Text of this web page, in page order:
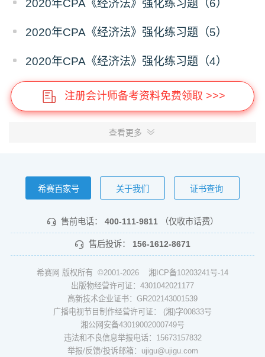
2020年CPA《经济法》强化练习题（6）
2020年CPA《经济法》强化练习题（5）
2020年CPA《经济法》强化练习题（4）
注册会计师备考资料免费领取 >>>
查看更多
希赛百家号 关于我们 证书查询
售前电话： 400-111-9811 （仅收市话费）
售后投诉： 156-1612-8671
希赛网 版权所有 ©2001-2026 湘ICP备10203241号-14
出版物经营许可证：4301042021177
高新技术企业证书：GR202143001539
广播电视节目制作经营许可证： (湘)字00833号
湘公网安备43019002000749号
违法和不良信息举报电话：15673157832
举报/反馈/投诉邮箱：ujigu@ujigu.com